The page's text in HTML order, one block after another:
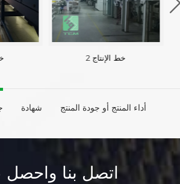
خط الإنتاج 2
شهادة أداء المنتج أو جودة المنتج
اتصل بنا واحصل